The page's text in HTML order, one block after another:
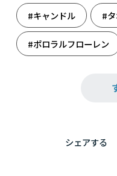
#キャンドル #
#ポロラルフローレン
シェアする